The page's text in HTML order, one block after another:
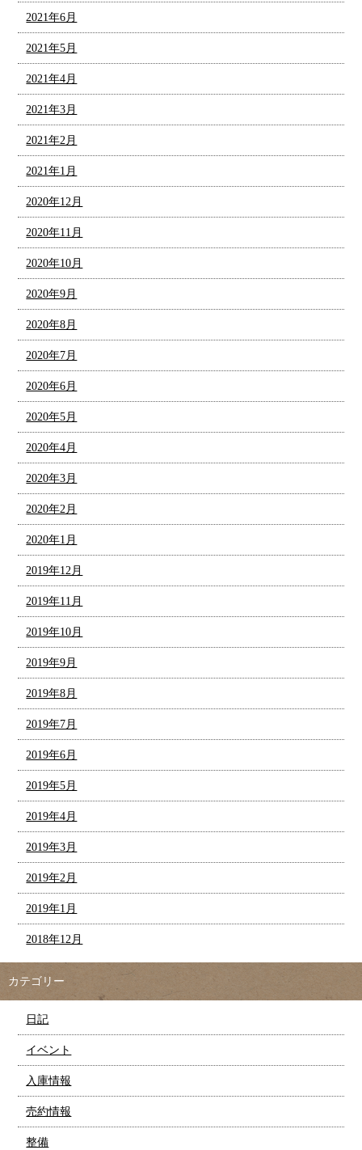
2021年6月
2021年5月
2021年4月
2021年3月
2021年2月
2021年1月
2020年12月
2020年11月
2020年10月
2020年9月
2020年8月
2020年7月
2020年6月
2020年5月
2020年4月
2020年3月
2020年2月
2020年1月
2019年12月
2019年11月
2019年10月
2019年9月
2019年8月
2019年7月
2019年6月
2019年5月
2019年4月
2019年3月
2019年2月
2019年1月
2018年12月
カテゴリー
日記
イベント
入庫情報
売約情報
整備